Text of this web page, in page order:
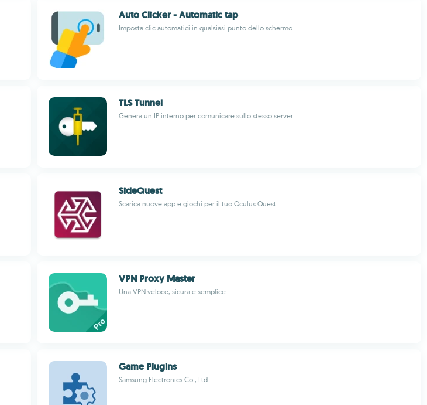
Auto Clicker - Automatic tap
Imposta clic automatici in qualsiasi punto dello schermo
TLS Tunnel
Genera un IP interno per comunicare sullo stesso server
SideQuest
Scarica nuove app e giochi per il tuo Oculus Quest
VPN Proxy Master
Una VPN veloce, sicura e semplice
Game Plugins
Samsung Electronics Co., Ltd.